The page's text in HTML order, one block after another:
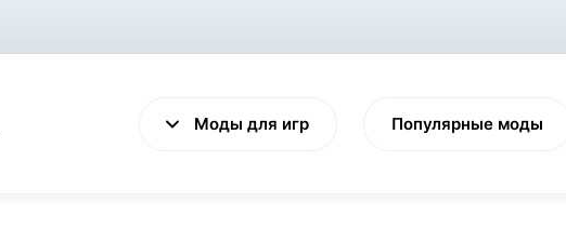
Моды для игр Популярные моды